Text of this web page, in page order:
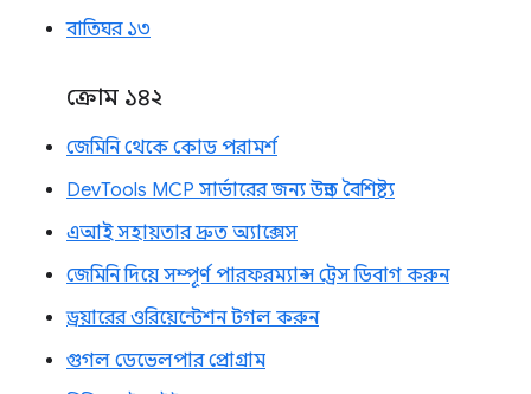
বাতিঘর ১৩
ক্রোম ১৪২
জেমিনি থেকে কোড পরামর্শ
DevTools MCP সার্ভারের জন্য উন্নত বৈশিষ্ট্য
এআই সহায়তার দ্রুত অ্যাক্সেস
জেমিনি দিয়ে সম্পূর্ণ পারফরম্যান্স ট্রেস ডিবাগ করুন
ড্রয়ারের ওরিয়েন্টেশন টগল করুন
গুগল ডেভেলপার প্রোগ্রাম